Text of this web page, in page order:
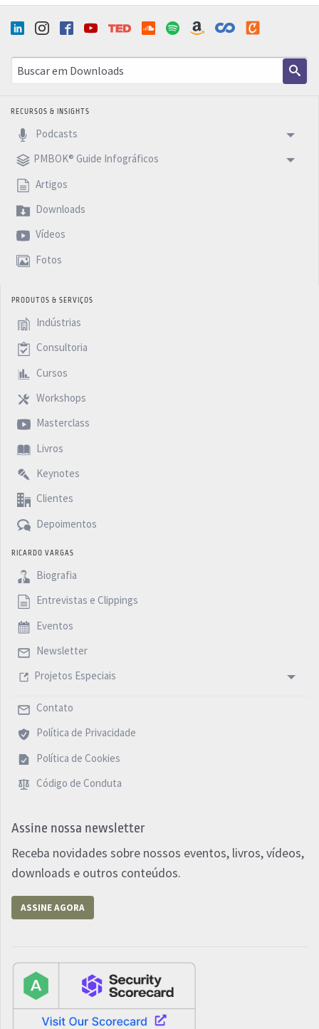
RECURSOS & INSIGHTS
Podcasts
PMBOK® Guide Infográficos
Artigos
Downloads
Vídeos
Fotos
PRODUTOS & SERVIÇOS
Indústrias
Consultoria
Cursos
Workshops
Masterclass
Livros
Keynotes
Clientes
Depoimentos
RICARDO VARGAS
Biografia
Entrevistas e Clippings
Eventos
Newsletter
Projetos Especiais
Contato
Política de Privacidade
Política de Cookies
Código de Conduta
Assine nossa newsletter
Receba novidades sobre nossos eventos, livros, vídeos,
downloads e outros conteúdos.
ASSINE AGORA